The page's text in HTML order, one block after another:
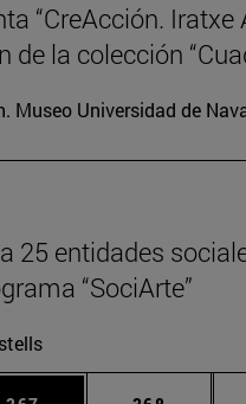
“CreAcción. Iratxe
de la colección
Museo Universidad de
25 entidades
“SociArte”